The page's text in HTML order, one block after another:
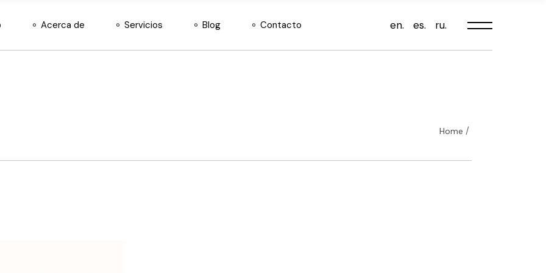
Acerca de Servicios Blog Contacto en. es. ru.
Home